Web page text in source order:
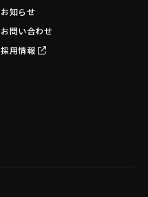
お知らせ
お問い合わせ
採用情報